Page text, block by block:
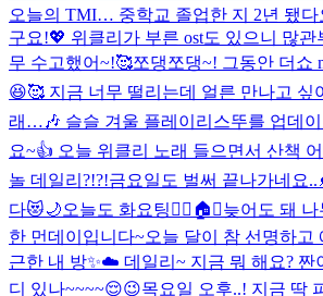
오늘의 TMI… 중학교 졸업한 지 2년 됐
구요!💖 위클리가 부른 ost도 있으니 많관
무 수고했어~!🥰쪼댕쪼댕~! 그동안 더쇼
😆🥰 지금 너무 떨리는데 얼른 만나고 싶
래…🎶 슬슬 겨울 플레이리스뚜를 업데
요~👍 오늘 위클리 노래 들으면서 산책
놀 데일리?!?!금요일도 벌써 끝나가네요
다😻🌙오늘도 화요팅❤️‍🔥 🏠🌙늦어도 돼
한 먼데이입니다~오늘 달이 참 선명하
근한 내 방✨☁️ 데일리~ 지금 뭐 해요? 짠
디 있나~~~~😌😉목요일 오후..! 지금 딱